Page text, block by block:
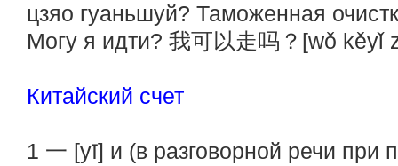
цзяо гуаньшуй? Таможенная
Могу я идти? 我可以走吗？[wǒ kěyǐ
Китайский счет
1 一 [yī] и (в разговорной речи при